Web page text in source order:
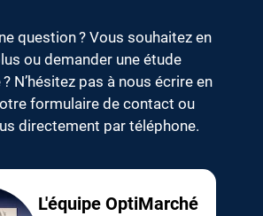
question ? Vous souhaitez en
ou demander une étude
N’hésitez pas à nous écrire en
formulaire de contact ou
directement par téléphone.
L'équipe OptiMarché